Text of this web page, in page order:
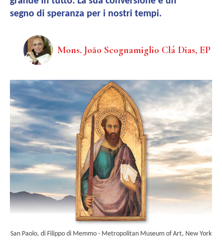
segno di speranza per i nostri tempi.
Mons. João Scognamiglio Clá Dias, EP
San Paolo, di Filippo di Memmo - Metropolitan Museum of Art, New York